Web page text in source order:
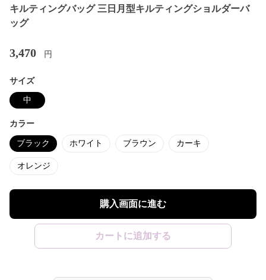
キルティングバッグ 三日月型キルティングショルダーバ
ッグ
3,470 円
サイズ
中
カラー
ブラック ホワイト ブラウン カーキ
オレンジ
購入画面に進む
カートに追加する